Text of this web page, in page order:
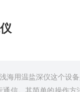
海用温盐深仪这个设
信。其简单的操作